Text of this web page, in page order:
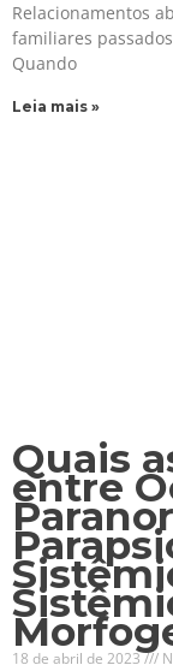
Relacionamentos
familiares
Quando
Leia mais »
Quais
entre
18 de abril de 2023